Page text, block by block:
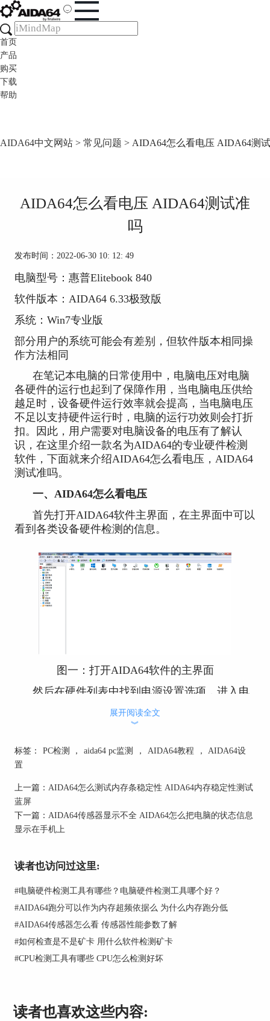
首页
产品
购买
下载
帮助
AIDA64中文网站 > 常见问题 > AIDA64怎么看电压 AIDA64测
AIDA64怎么看电压 AIDA64测试准
吗
发布时间：2022-06-30 10: 12: 49
电脑型号：惠普Elitebook 840
软件版本：AIDA64 6.33极致版
系统：Win7专业版
部分用户的系统可能会有差别，但软件版本相同操
作方法相同
在笔记本电脑的日常使用中，电脑电压对电脑
各硬件的运行也起到了保障作用，当电脑电压供给
越足时，设备硬件运行效率就会提高，当电脑电压
不足以支持硬件运行时，电脑的运行功效则会打折
扣。因此，用户需要对电脑设备的电压有了解认
识，在这里介绍一款名为AIDA64的专业硬件检测
软件，下面就来介绍AIDA64怎么看电压，AIDA64
测试准吗。
一、AIDA64怎么看电压
首先打开AIDA64软件主界面，在主界面中可以
看到各类设备硬件检测的信息。
图一：打开AIDA64软件的主界面
然后在硬件列表中找到电源设置选项，进入电
图二：进入电源管理选项查阅相关信息
在电源管理界面中，可以看到当前网络的电源
状态以及电压信息，电压状态以及电池容量信息，
通过AIDA64的专业检测，用户可以对自己的电脑
电池信息有一个更加明确的了解与认识。
业的检测数据，同时还能提供动态的设备运行状
的安全控制，保护电脑的信息安全。
展开阅读全文
︾
标签： PC检测 ， aida64 pc监测 ， AIDA64教程 ，
AIDA64设
置
上一篇： AIDA64怎么测试内存条稳定性 AIDA64内存稳定性测试
蓝屏
下一篇： AIDA64传感器显示不全 AIDA64怎么把电脑的状态信息
显示在手机上
读者也访问过这里:
#电脑硬件检测工具有哪些？电脑硬件检测工具哪个好？
#AIDA64跑分可以作为内存超频依据么 为什么内存跑分低
#AIDA64传感器怎么看 传感器性能参数了解
#如何检查是不是矿卡 用什么软件检测矿卡
#CPU检测工具有哪些 CPU怎么检测好坏
读者也喜欢这些内容: